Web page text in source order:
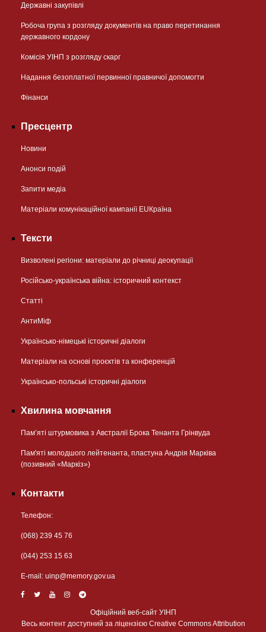
Державні закупівлі
Робоча група з розгляду документів на право перетинання
державного кордону
Комісія УІНП з розгляду скарг
Надання безоплатної первинної правничої допомогти
Фінанси
Пресцентр
Новини
Анонси подій
Запити медіа
Матеріали комунікаційної кампанії EUКраїна
Тексти
Визволені регіони: матеріали до річниці деокупації
Російсько-українська війна: історичний контекст
Статті
АнтиМіф
Українсько-німецькі історичні діалоги
Матеріали на основі проєктів та конференцій
Українсько-польські історичні діалоги
Хвилина мовчання
Пам’яті штурмовика з Австралії Брока Тенанта Грінвуда
Пам'яті молодшого лейтенанта, пластуна Андрія Марківа
(позивний «Маркіз»)
Контакти
Телефон:
(068) 239 45 76
(044) 253 15 63
Е-mail: uinp@memory.gov.ua
Офіційний веб-сайт УІНП
Весь контент доступний за ліцензією Creative Commons Attribution